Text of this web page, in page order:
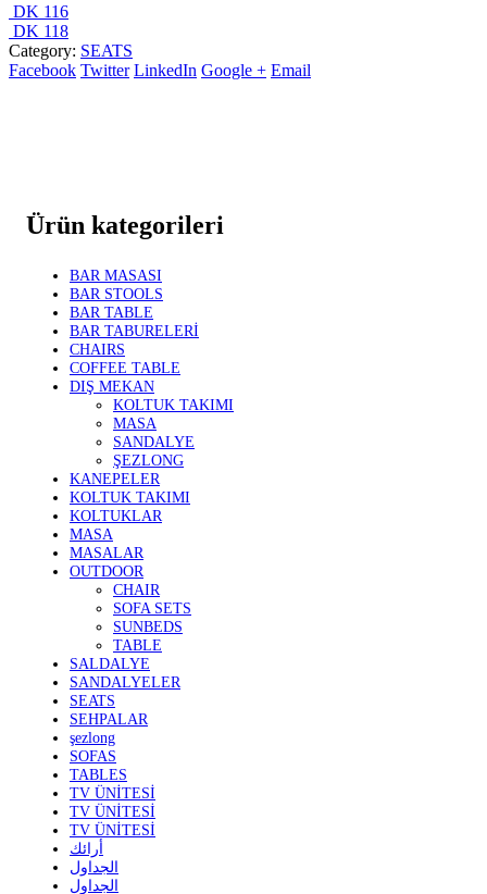
DK 116
DK 118
Category: SEATS
Facebook Twitter LinkedIn Google + Email
Ürün kategorileri
BAR MASASI
BAR STOOLS
BAR TABLE
BAR TABURELERİ
CHAIRS
COFFEE TABLE
DIŞ MEKAN
KOLTUK TAKIMI
MASA
SANDALYE
ŞEZLONG
KANEPELER
KOLTUK TAKIMI
KOLTUKLAR
MASA
MASALAR
OUTDOOR
CHAIR
SOFA SETS
SUNBEDS
TABLE
SALDALYE
SANDALYELER
SEATS
SEHPALAR
şezlong
SOFAS
TABLES
TV ÜNİTESİ
TV ÜNİTESİ
TV ÜNİTESİ
أرائك
الجداول
الجداول